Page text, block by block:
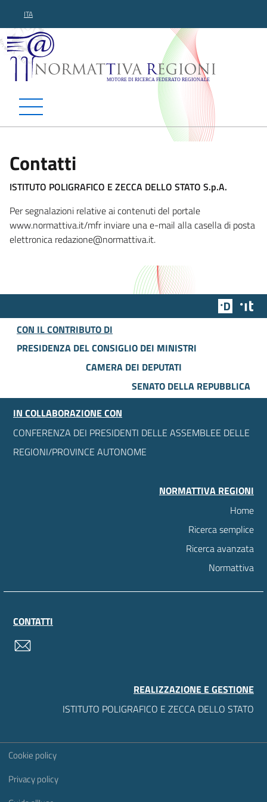
ITA
Normattiva Regioni -
Contatti
ISTITUTO POLIGRAFICO E ZECCA DELLO STATO S.p.A.
Per segnalazioni relative ai contenuti del portale
www.normattiva.it/mfr inviare una e-mail alla casella di posta
elettronica redazione@normattiva.it.
Team
CON IL CONTRIBUTO DI
PRESIDENZA DEL CONSIGLIO DEI MINISTRI
CAMERA DEI DEPUTATI
SENATO DELLA REPUBBLICA
IN COLLABORAZIONE CON
CONFERENZA DEI PRESIDENTI DELLE ASSEMBLEE DELLE
REGIONI/PROVINCE AUTONOME
NORMATTIVA REGIONI
Home
Ricerca semplice
Ricerca avanzata
Normattiva
CONTATTI
REALIZZAZIONE E GESTIONE
ISTITUTO POLIGRAFICO E ZECCA DELLO STATO
Sezione Link Utili
Cookie policy
Privacy policy